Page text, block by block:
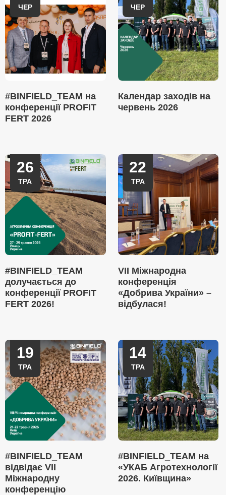
ЧЕР
#BINFIELD_TEAM на
конференції PROFIT
FERT 2026
ЧЕР
Календар заходів на
червень 2026
26
ТРА
#BINFIELD_TEAM
долучається до
конференції PROFIT
FERT 2026!
22
ТРА
VII Міжнародна
конференція
«Добрива України» –
відбулася!
19
ТРА
#BINFIELD_TEAM
відвідає VII
Міжнародну
конференцію
14
ТРА
#BINFIELD_TEAM на
«УКАБ Агротехнології
2026. Київщина»